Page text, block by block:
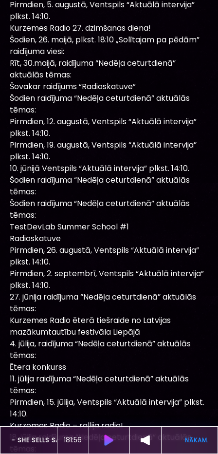
ŠOBRĪD SKANTHE CULT -SHE SELLS SANCTUARY
181:51
Pirmdien, 5. augustā, Ventspils “Aktuālā intervija”
plkst. 14:10.
Kurzemes Radio 27. dzimšanas diena!
Šodien, 26. maijā, plkst. 18:10 „Solītajam pa pēdām”
raidījuma viesi:
Rīt, 30.maijā, raidījuma “Nedēļa ceturtdienā”
aktuālās tēmas:
Šovakar raidījums “Radioskatuve”
Šodien raidījuma “Nedēļa ceturtdienā” aktuālās
tēmas:
Pirmdien, 12. augustā, Ventspils “Aktuālā intervija”
plkst. 14:10.
Pirmdien, 19. augustā, Ventspils “Aktuālā intervija”
plkst. 14:10.
10. jūnijā Ventspils “Aktuālā intervija” plkst. 14:10.
Šodien raidījuma “Nedēļa ceturtdienā” aktuālās
tēmas:
Šodien raidījuma “Nedēļa ceturtdienā” aktuālās
tēmas:
TestDevLab Summer School #1
Radioskatuve
Pirmdien, 26. augustā, Ventspils “Aktuālā intervija”
plkst. 14:10.
Pirmdien, 2. septembrī, Ventspils “Aktuālā intervija”
plkst. 14:10.
27. jūnija raidījuma “Nedēļa ceturtdienā” aktuālās
tēmas:
Kurzemes Radio ēterā tiešraide no Latvijas
mazākumtautību festivāla Liepājā
4. jūlija, raidījuma “Nedēļa ceturtdienā” aktuālās
tēmas:
Ētera konkurss
11. jūlija raidījuma “Nedēļa ceturtdienā” aktuālās
tēmas:
Pirmdien, 15. jūlija, Ventspils “Aktuālā intervija” plkst.
14:10.
Kurzemes Radio – rallija radio!
18. jūlija raidījuma “Nedēļa ceturtdienā” aktuālās
tēmas: